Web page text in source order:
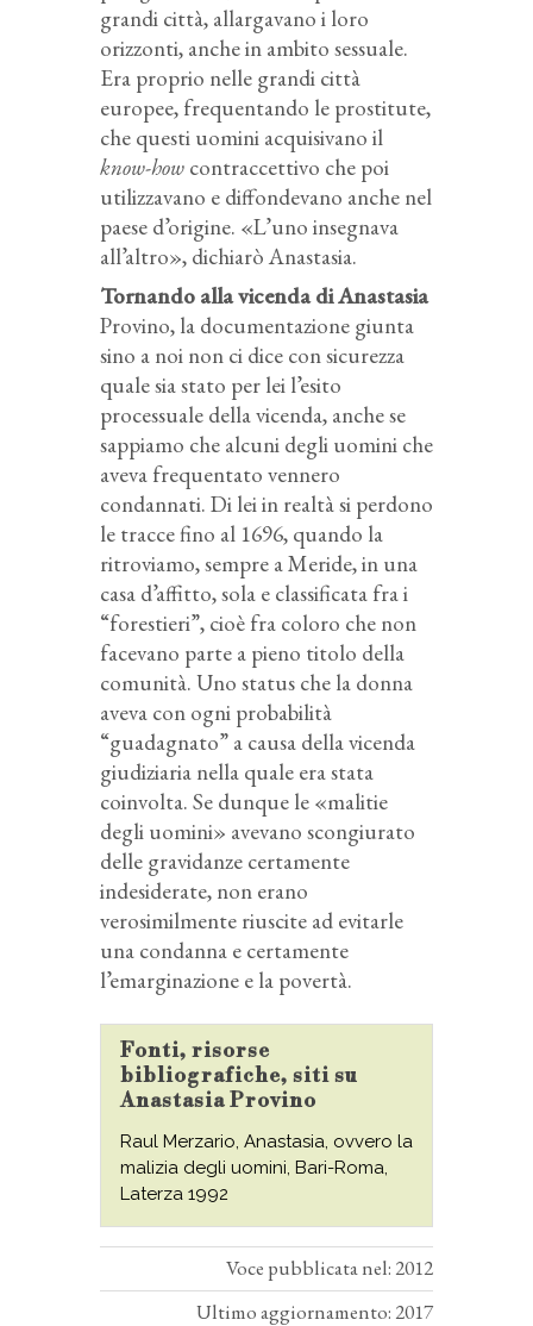
grandi città, allargavano i loro
orizzonti, anche in ambito sessuale.
Era proprio nelle grandi città
europee, frequentando le prostitute,
che questi uomini acquisivano il
know-how contraccettivo che poi
utilizzavano e diffondevano anche nel
paese d’origine. «L’uno insegnava
all’altro», dichiarò Anastasia.
Tornando alla vicenda di Anastasia
Provino, la documentazione giunta
sino a noi non ci dice con sicurezza
quale sia stato per lei l’esito
processuale della vicenda, anche se
sappiamo che alcuni degli uomini che
aveva frequentato vennero
condannati. Di lei in realtà si perdono
le tracce fino al 1696, quando la
ritroviamo, sempre a Meride, in una
casa d’affitto, sola e classificata fra i
“forestieri”, cioè fra coloro che non
facevano parte a pieno titolo della
comunità. Uno status che la donna
aveva con ogni probabilità
“guadagnato” a causa della vicenda
giudiziaria nella quale era stata
coinvolta. Se dunque le «malitie
degli uomini» avevano scongiurato
delle gravidanze certamente
indesiderate, non erano
verosimilmente riuscite ad evitarle
una condanna e certamente
l’emarginazione e la povertà.
Fonti, risorse
bibliografiche, siti su
Anastasia Provino
Raul Merzario, Anastasia, ovvero la
malizia degli uomini, Bari-Roma,
Laterza 1992
Voce pubblicata nel: 2012
Ultimo aggiornamento: 2017